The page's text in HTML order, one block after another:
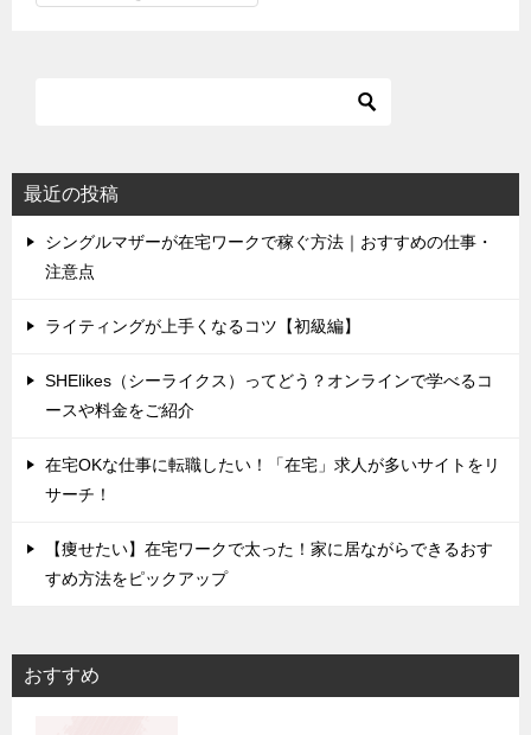
最近の投稿
シングルマザーが在宅ワークで稼ぐ方法｜おすすめの仕事・
注意点
ライティングが上手くなるコツ【初級編】
SHElikes（シーライクス）ってどう？オンラインで学べるコ
ースや料金をご紹介
在宅OKな仕事に転職したい！「在宅」求人が多いサイトをリ
サーチ！
【痩せたい】在宅ワークで太った！家に居ながらできるおす
すめ方法をピックアップ
おすすめ